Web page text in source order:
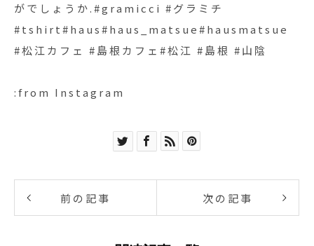
がでしょうか.#gramicci #グラミチ
#tshirt#haus#haus_matsue#hausmatsue
#松江カフェ #島根カフェ#松江 #島根 #山陰
:from Instagram
前の記事 次の記事